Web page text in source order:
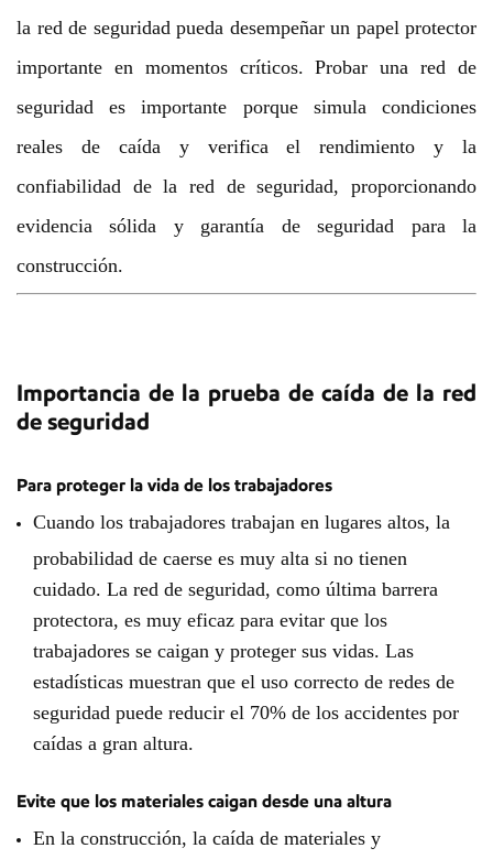
la red de seguridad pueda desempeñar un papel protector
importante en momentos críticos. Probar una red de
seguridad es importante porque simula condiciones
reales de caída y verifica el rendimiento y la
confiabilidad de la red de seguridad, proporcionando
evidencia sólida y garantía de seguridad para la
construcción.
Importancia de la prueba de caída de la red
de seguridad
Para proteger la vida de los trabajadores
Cuando los trabajadores trabajan en lugares altos, la
probabilidad de caerse es muy alta si no tienen
cuidado. La red de seguridad, como última barrera
protectora, es muy eficaz para evitar que los
trabajadores se caigan y proteger sus vidas. Las
estadísticas muestran que el uso correcto de redes de
seguridad puede reducir el 70% de los accidentes por
caídas a gran altura.
Evite que los materiales caigan desde una altura
En la construcción, la caída de materiales y